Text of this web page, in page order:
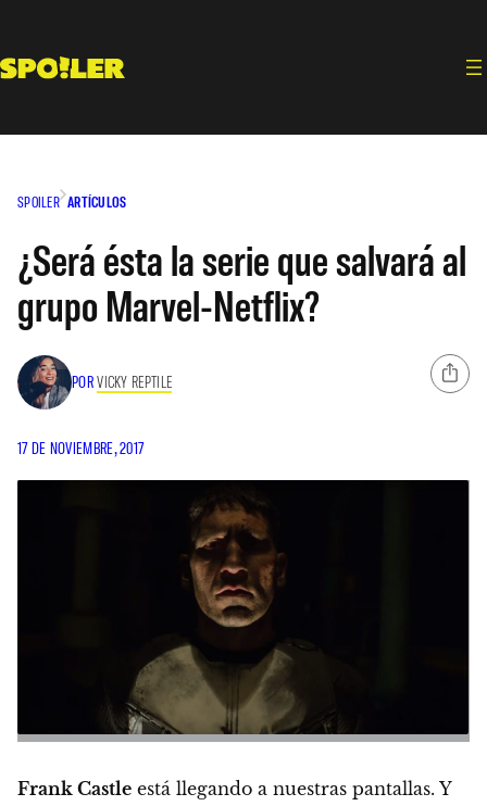
contenido
SPOILER ARTÍCULOS
¿Será ésta la serie que salvará al
grupo Marvel-Netflix?
PORVICKY REPTILE
17 DE NOVIEMBRE, 2017
Frank Castle está llegando a nuestras pantallas. Y